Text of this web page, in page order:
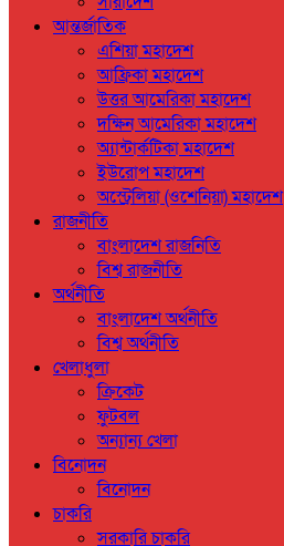
আন্তর্জাতিক
এশিয়া মহাদেশ
আফ্রিকা মহাদেশ
উত্তর আমেরিকা মহাদেশ
দক্ষিন আমেরিকা মহাদেশ
অ্যান্টার্কটিকা মহাদেশ
ইউরোপ মহাদেশ
অস্ট্রেলিয়া (ওশেনিয়া) মহাদেশ
রাজনীতি
বাংলাদেশ রাজনিতি
বিশ্ব রাজনীতি
অর্থনীতি
বাংলাদেশ অর্থনীতি
বিশ্ব অর্থনীতি
খেলাধুলা
ক্রিকেট
ফুটবল
অন্যান্য খেলা
বিনোদন
বিনোদন
চাকরি
সরকারি চাকরি